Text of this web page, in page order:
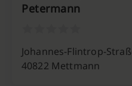
Petermann
Johannes-Flintrop-
40822 Mettmann